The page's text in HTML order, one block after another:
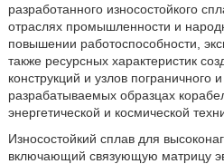
разработанного износостойкого
отраслях промышленности и
повышении работоспособности,
также ресурсных характеристик
конструкций и узлов пограничного
разрабатываемых образцах
энергетической и космической
Износостойкий сплав для
включающий связующую матрицу